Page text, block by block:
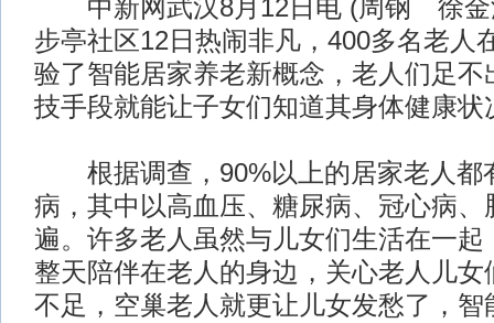
中新网武汉8月12日电 (周钢 徐金
步亭社区12日热闹非凡，400多名老人
验了智能居家养老新概念，老人们足不
技手段就能让子女们知道其身体健康状
根据调查，90%以上的居家老人都
病，其中以高血压、糖尿病、冠心病、
遍。许多老人虽然与儿女们生活在一起
整天陪伴在老人的身边，关心老人儿女
不足，空巢老人就更让儿女发愁了，智